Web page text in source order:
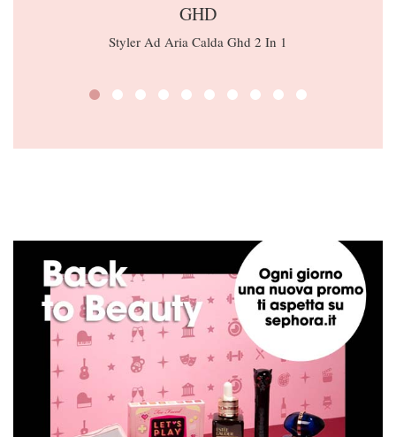
GHD
Styler Ad Aria Calda Ghd 2 In 1